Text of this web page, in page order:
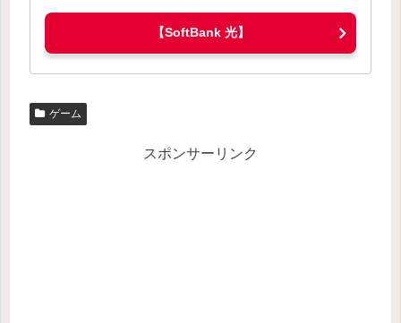
【SoftBank 光】
ゲーム
スポンサーリンク